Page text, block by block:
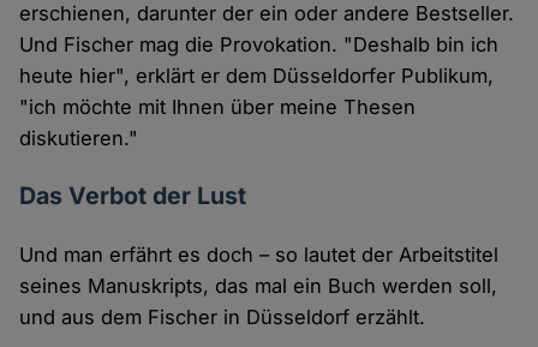
erschienen, darunter der ein oder andere Bestseller.
Und Fischer mag die Provokation. "Deshalb bin ich
heute hier", erklärt er dem Düsseldorfer Publikum,
"ich möchte mit Ihnen über meine Thesen
diskutieren."
Das Verbot der Lust
Und man erfährt es doch – so lautet der Arbeitstitel
seines Manuskripts, das mal ein Buch werden soll,
und aus dem Fischer in Düsseldorf erzählt.